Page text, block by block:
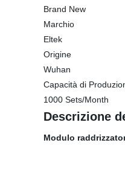
Brand New
Marchio
Eltek
Origine
Wuhan
Capacità di
1000 Sets/Month
Descrizione
Modulo